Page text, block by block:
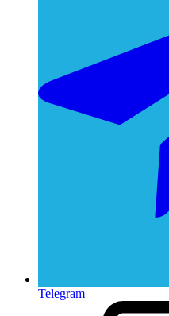
Telegram